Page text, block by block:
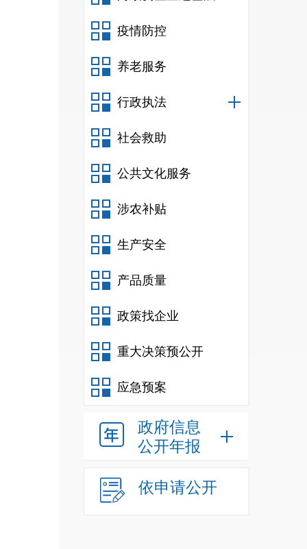
疫情防控
养老服务
行政执法
社会救助
公共文化服务
涉农补贴
生产安全
产品质量
政策找企业
重大决策预公开
应急预案
政府信息
公开年报
依申请公开